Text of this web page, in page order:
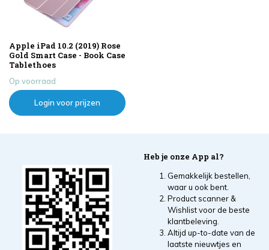
Apple iPad 10.2 (2019) Rose
Gold Smart Case - Book Case
Tablethoes
Op voorraad
Login voor prijzen
Heb je onze App al?
Gemakkelijk bestellen,
waar u ook bent.
Product scanner &
Wishlist voor de beste
klantbeleving.
Altijd up-to-date van de
laatste nieuwtjes en